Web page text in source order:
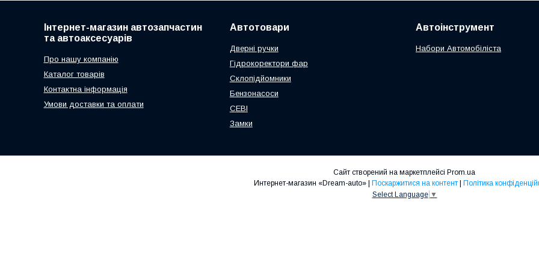
Інтернет-магазин автозапчастин
та автоаксесуарів
Про нашу компанію
Каталог товарів
Контактна інформація
Умови доставки та оплати
Автотовари
Дверні ручки
Гідрокоректори фар
Склопідйомники
Бензонасоси
СЕВІ
Замки
Автоінструмент
Набори Автомобіліста
Сайт створений на маркетплейсі Prom.ua
Поскаржитися на контент
Політика
Select Language ▼